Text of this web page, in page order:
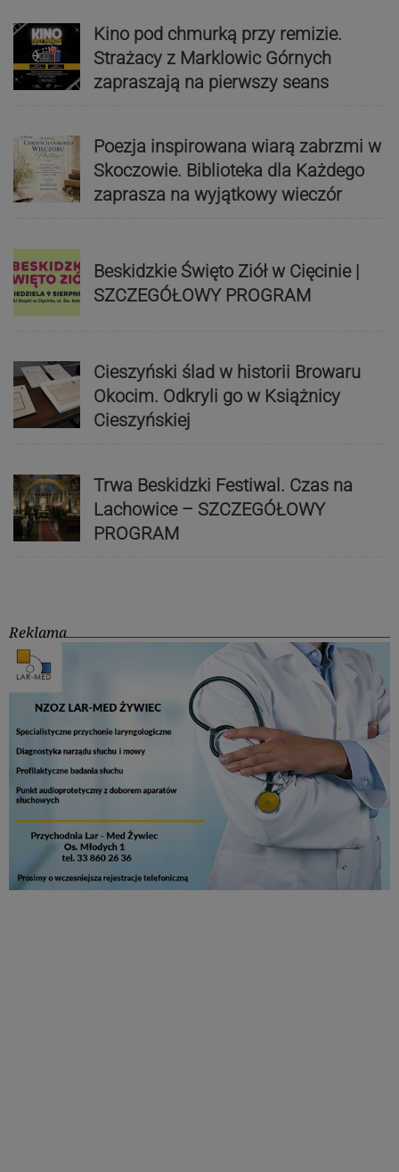
Kino pod chmurką przy remizie.
Strażacy z Marklowic Górnych
zapraszają na pierwszy seans
Poezja inspirowana wiarą zabrzmi w
Skoczowie. Biblioteka dla Każdego
zaprasza na wyjątkowy wieczór
Beskidzkie Święto Ziół w Cięcinie |
SZCZEGÓŁOWY PROGRAM
Cieszyński ślad w historii Browaru
Okocim. Odkryli go w Książnicy
Cieszyńskiej
Trwa Beskidzki Festiwal. Czas na
Lachowice – SZCZEGÓŁOWY
PROGRAM
Reklama